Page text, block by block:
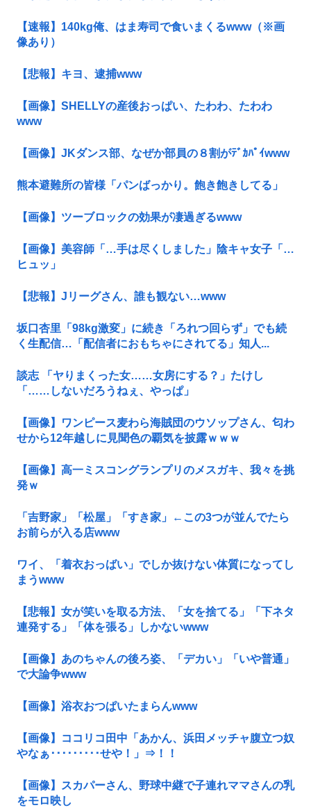
【速報】140kg俺、はま寿司で食いまくるwww（※画
像あり）
【悲報】キヨ、逮捕www
【画像】SHELLYの産後おっぱい、たわわ、たわわ
www
【画像】JKダンス部、なぜか部員の８割がﾃﾞｶﾊﾟｲwww
熊本避難所の皆様「パンばっかり。飽き飽きしてる」
【画像】ツーブロックの効果が凄過ぎるwww
【画像】美容師「…手は尽くしました」陰キャ女子「…
ヒュッ」
【悲報】Jリーグさん、誰も観ない…www
坂口杏里「98kg激変」に続き「ろれつ回らず」でも続
く生配信…「配信者におもちゃにされてる」知人...
談志 「ヤりまくった女……女房にする？」たけし
「……しないだろうねぇ、やっぱ」
【画像】ワンピース麦わら海賊団のウソップさん、匂わ
せから12年越しに見聞色の覇気を披露ｗｗｗ
【画像】高一ミスコングランプリのメスガキ、我々を挑
発ｗ
「吉野家」「松屋」「すき家」←この3つが並んでたら
お前らが入る店www
ワイ、「着衣おっばい」でしか抜けない体質になってし
まうwww
【悲報】女が笑いを取る方法、「女を捨てる」「下ネタ
連発する」「体を張る」しかないwww
【画像】あのちゃんの後ろ姿、「デカい」「いや普通」
で大論争www
【画像】浴衣おつぱいたまらんwww
【画像】ココリコ田中「あかん、浜田メッチャ腹立つ奴
やなぁ･････････せや！」⇒！！
【画像】スカパーさん、野球中継で子連れママさんの乳
をモロ映し